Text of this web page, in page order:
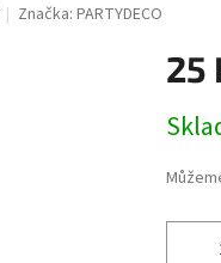
Značka:PARTYDECO
25
cena: